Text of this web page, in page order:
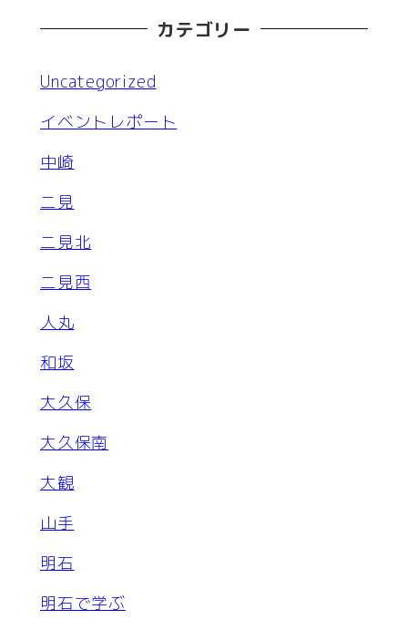
カテゴリー
Uncategorized
イベントレポート
中崎
二見
二見北
二見西
人丸
和坂
大久保
大久保南
大観
山手
明石
明石で学ぶ